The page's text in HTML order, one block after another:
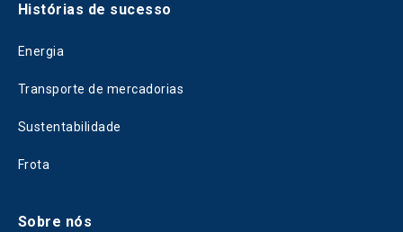
Histórias de sucesso
Energia
Transporte de mercadorias
Sustentabilidade
Frota
Sobre nós